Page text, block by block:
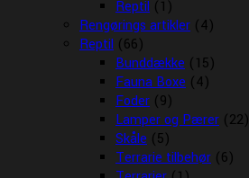
Reptil (1)
Rengørings artikler (4)
Reptil (66)
Bunddække (15)
Fauna Boxe (4)
Foder (9)
Lamper og Pærer (22)
Skåle (5)
Terrarie tilbehør (6)